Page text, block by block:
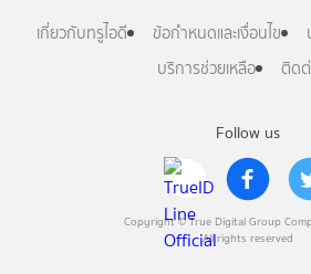
Follow us
Copyright © True Digital Group
All rights reserved
เกี่ยวกับทรูไอดี ข้อกำหนดและเงื่อนไข
บริการช่วยเหลือ
ติดต่